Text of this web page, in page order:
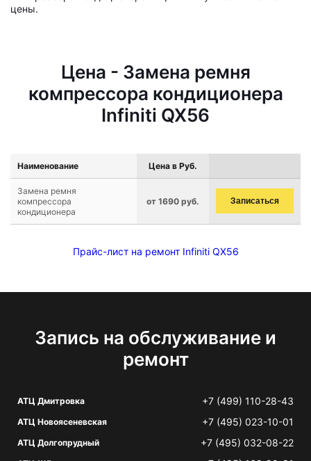
цены.
Цена - Замена ремня
компрессора кондиционера
Infiniti QX56
Наименование Цена в Руб.
Замена ремня
компрессора
кондиционера
от 1690 руб. Записаться
Прайс-лист на ремонт Infiniti QX56
Запись на обслуживание и
ремонт
АТЦ Дмитровка +7 (499) 110-28-43
АТЦ Новоясеневская +7 (495) 023-10-01
АТЦ Долгопрудный +7 (495) 032-08-22